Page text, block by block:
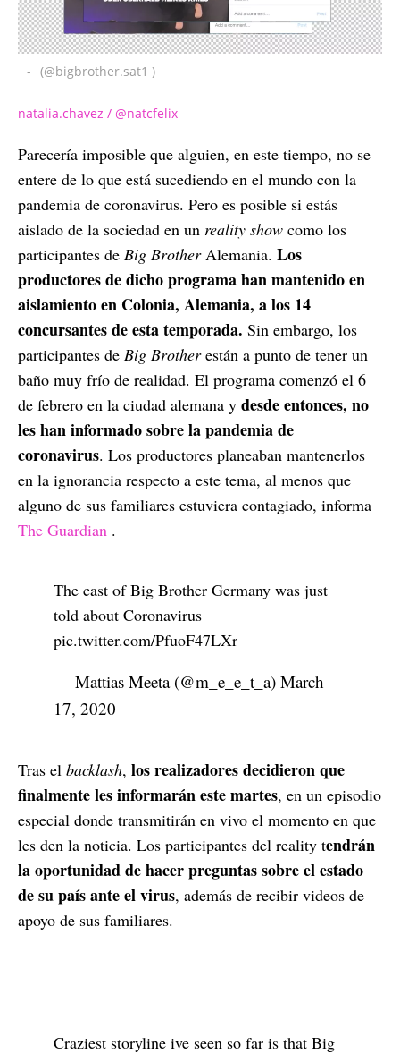
- (@bigbrother.sat1 )
natalia.chavez / @natcfelix
Parecería imposible que alguien, en este tiempo, no se
entere de lo que está sucediendo en el mundo con la
pandemia de coronavirus. Pero es posible si estás
aislado de la sociedad en un reality show como los
participantes de Big BrotherAlemania. Los
productores de dicho programa han mantenido en
aislamiento en Colonia, Alemania, a los 14
concursantes de esta temporada. Sin embargo, los
participantes de Big Brotherestán a punto de tener un
baño muy frío de realidad. El programa comenzó el 6
de febrero en la ciudad alemana y desde entonces, no
les han informado sobre la pandemia de
coronavirus. Los productores planeaban mantenerlos
en la ignorancia respecto a este tema, al menos que
alguno de sus familiares estuviera contagiado, informa
The Guardian .
The cast of Big Brother Germany was just
told about Coronavirus
pic.twitter.com/PfuoF47LXr
— Mattias Meeta (@m_e_e_t_a) March
17, 2020
Tras el backlash, los realizadores decidieron que
finalmente les informarán este martes, en un episodio
especial donde transmitirán en vivo el momento en que
les den la noticia. Los participantes del reality tendrán
la oportunidad de hacer preguntas sobre el estado
de su país ante el virus, además de recibir videos de
apoyo de sus familiares.
Craziest storyline ive seen so far is that Big